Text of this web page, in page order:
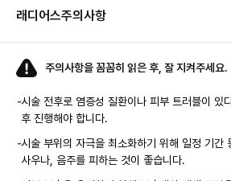
래디어스주의사항
주의사항을 꼼꼼히 읽은 후, 잘 지켜주세요.
-시술 전후로 염증성 질환이나 피부 트러블이 있
-시술 부위의 자극을 최소화하기 위해 일정 기간
사우나, 음주를 피하는 것이 좋습니다.